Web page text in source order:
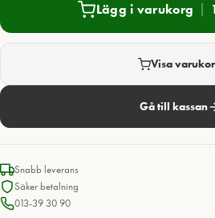
Lägg i varukorg
Visa
Gå till kassan
Snabb leverans
Säker betalning
013-39 30 90